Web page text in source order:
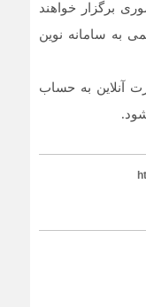
برگزار خواهند
به سامانه نوین
آنلاین به حساب‌